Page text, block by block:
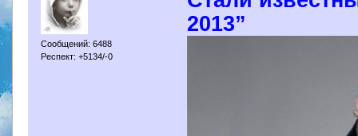
Сообщений: 6488
Респект: +5134/-0
2013”